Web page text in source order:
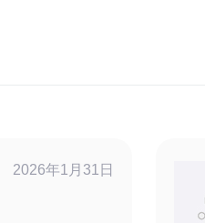
2026年1月31日